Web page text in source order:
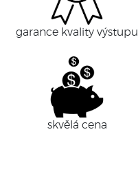
garance kvality výstupu
skvělá cena